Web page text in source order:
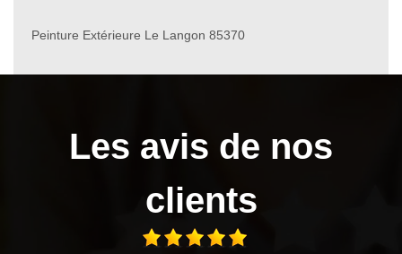
Peinture Extérieure Le Langon 85370
Les avis de nos
clients